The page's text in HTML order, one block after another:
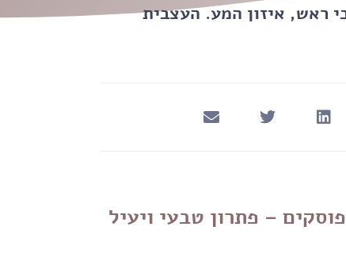
ראש, איזון המע. העצבית
– פתרון טבעי ויעיל